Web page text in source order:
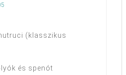
(klasszikus
és spenót